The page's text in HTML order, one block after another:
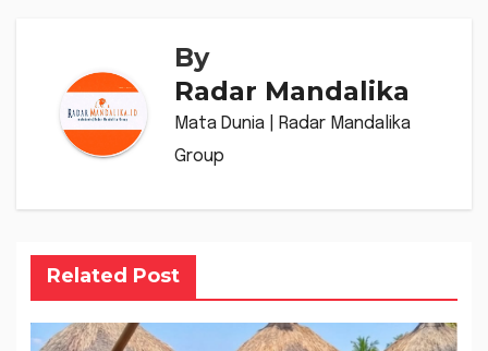
By
Radar Mandalika
Mata Dunia | Radar Mandalika
Group
Related Post